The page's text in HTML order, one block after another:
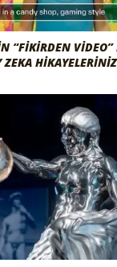
“FIKIRDEN
ZEKA